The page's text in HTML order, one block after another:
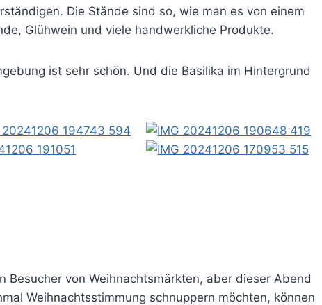
Die Stände sind so, wie man es von einem
Glühwein und viele handwerkliche Produkte.
ist sehr schön. Und die Basilika im Hintergrund
von Weihnachtsmärkten, aber dieser Abend
Weihnachtsstimmung schnuppern möchten, können